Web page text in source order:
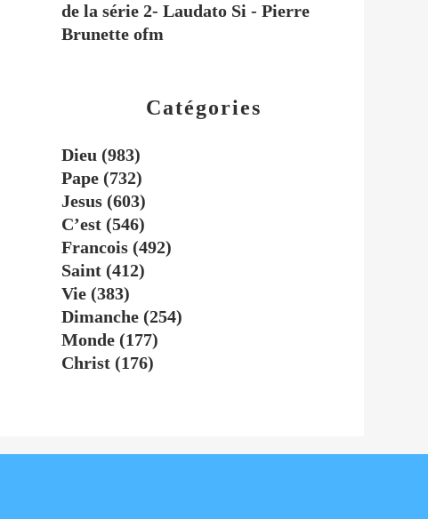
Catégories
Dieu (983)
Pape (732)
Jesus (603)
C’est (546)
Francois (492)
Saint (412)
Vie (383)
Dimanche (254)
Monde (177)
Christ (176)
de la série 2- Laudato Si - Pierre
Brunette ofm